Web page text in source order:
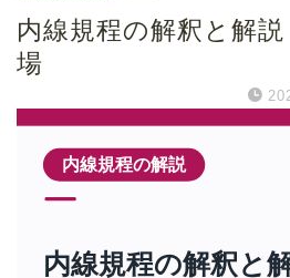
内線規程の解釈と解
場